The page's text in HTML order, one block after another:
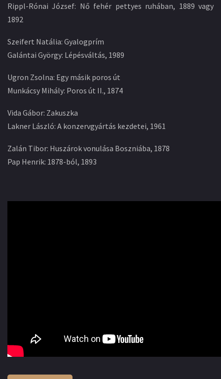
Rippl-Rónai József: Nő fehér pettyes ruhában, 1889 vagy
1892
Szeifert Natália: Gyalogprím
Galántai György: Lépésváltás, 1989
Ugron Zsolna: Egy másik poros út
Munkácsy Mihály: Poros út II., 1874
Vida Gábor: Zakuszka
Lakner László: A konzervgyártás kezdetei, 1961
Zalán Tibor: Huszárok vonulása Boszniába, 1878
Pap Henrik: 1878-ból, 1893